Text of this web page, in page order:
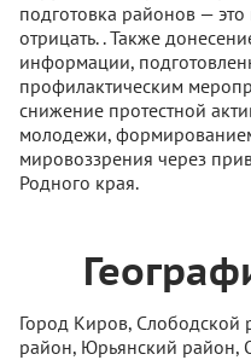
подготовка районов —
отрицать. . Также
информации,
профилактическим
снижение протестной
молодежи,
мировоззрения через
Родного края.
Город Киров,
район, Юрьянский район,